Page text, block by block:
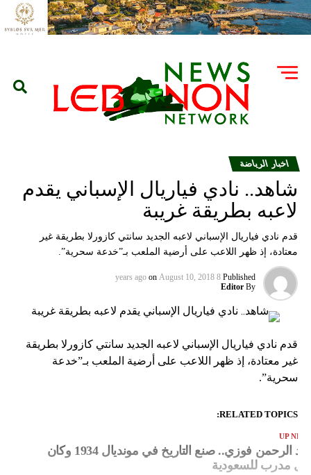
اخبار الرياضة
شاهد.. نادي فياريال الإسباني يقدم
لاعبه بطريقة غريبة
قدم نادي فياريال الإسباني لاعبه الجديد سانتي كازورلا بطريقة غير
معتادة، إذ ظهر اللاعب على أرضية الملعب بـ”خدعة سحرية”.
Published
8 years ago
on August 10, 2018
By
Editor
قدم نادي فياريال الإسباني لاعبه الجديد سانتي كازورلا بطريقة
غير معتادة، إذ ظهر اللاعب على أرضية الملعب بـ”خدعة
سحرية”.
RELATED TOPICS:
UP
عبد الرحمن فوزي.. صنع التاريخ في مونديال 1934 وكان
مدرب للسعودية